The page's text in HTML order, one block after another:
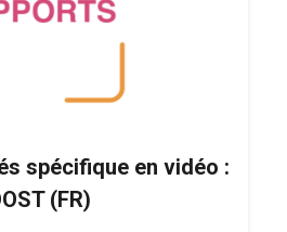
spécifique en vidéo :
(FR)